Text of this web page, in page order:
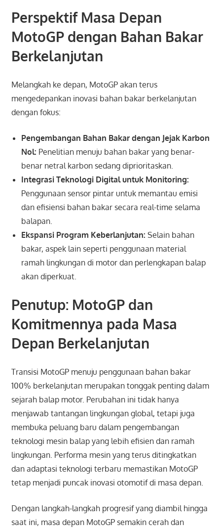
Perspektif Masa Depan
MotoGP dengan Bahan Bakar
Berkelanjutan
Melangkah ke depan, MotoGP akan terus
mengedepankan inovasi bahan bakar berkelanjutan
dengan fokus:
Pengembangan Bahan Bakar dengan Jejak Karbon
Nol: Penelitian menuju bahan bakar yang benar-
benar netral karbon sedang diprioritaskan.
Integrasi Teknologi Digital untuk Monitoring:
Penggunaan sensor pintar untuk memantau emisi
dan efisiensi bahan bakar secara real-time selama
balapan.
Ekspansi Program Keberlanjutan: Selain bahan
bakar, aspek lain seperti penggunaan material
ramah lingkungan di motor dan perlengkapan balap
akan diperkuat.
Penutup: MotoGP dan
Komitmennya pada Masa
Depan Berkelanjutan
Transisi MotoGP menuju penggunaan bahan bakar
100% berkelanjutan merupakan tonggak penting dalam
sejarah balap motor. Perubahan ini tidak hanya
menjawab tantangan lingkungan global, tetapi juga
membuka peluang baru dalam pengembangan
teknologi mesin balap yang lebih efisien dan ramah
lingkungan. Performa mesin yang terus ditingkatkan
dan adaptasi teknologi terbaru memastikan MotoGP
tetap menjadi puncak inovasi otomotif di masa depan.
Dengan langkah-langkah progresif yang diambil hingga
saat ini, masa depan MotoGP semakin cerah dan